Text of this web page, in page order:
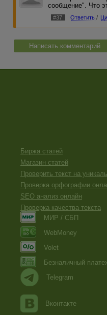
сообщение". Что
#37 Ответить /
Написать комментарий
Биржа статей
Магазин статей
Проверить текст на
Проверка орфографии
SEO анализ онлайн
Проверка качества текста
МИР / СБП
WebMoney
Volet
Безналичный
Telegram
Вконтакте